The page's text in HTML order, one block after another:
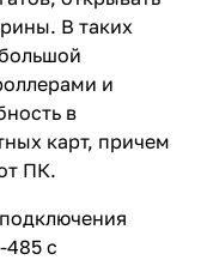
В таких
и
в
карт, причем
ПК.
485 с